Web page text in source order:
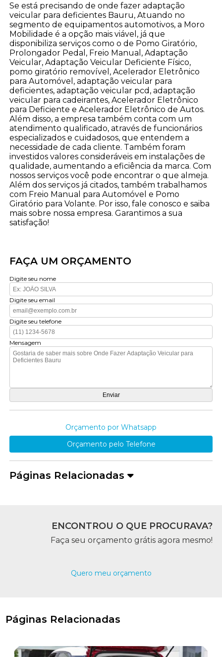
Se está precisando de onde fazer adaptação
veicular para deficientes Bauru, Atuando no
segmento de equipamentos automotivos, a Moro
Mobilidade é a opção mais viável, já que
disponibiliza serviços como o de Pomo Giratório,
Prolongador Pedal, Freio Manual, Adaptação
Veicular, Adaptação Veicular Deficiente Físico,
pomo giratório removível, Acelerador Eletrônico
para Automóvel, adaptação veicular para
deficientes, adaptação veicular pcd, adaptação
veicular para cadeirantes, Acelerador Eletrônico
para Deficiente e Acelerador Eletrônico de Autos.
Além disso, a empresa também conta com um
atendimento qualificado, através de funcionários
especializados e cuidadosos, que entendem a
necessidade de cada cliente. Também foram
investidos valores consideráveis em instalações de
qualidade, aumentando a eficiência da marca. Com
nossos serviços você pode encontrar o que almeja.
Além dos serviços já citados, também trabalhamos
com Freio Manual para Automóvel e Pomo
Giratório para Volante. Por isso, fale conosco e saiba
mais sobre nossa empresa. Garantimos a sua
satisfação!
FAÇA UM ORÇAMENTO
Digite seu nome
Digite seu email
Digite seu telefone
Mensagem
Orçamento por Whatsapp
Orçamento pelo Telefone
Páginas Relacionadas
ENCONTROU O QUE PROCURAVA?
Faça seu orçamento grátis agora mesmo!
Quero meu orçamento
Páginas Relacionadas